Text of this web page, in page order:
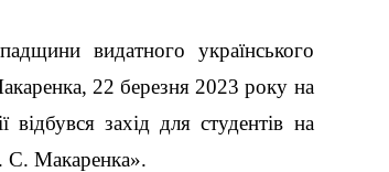
видатного українського
22 березня 2023 року на
відбувся захід для студентів на
С. Макаренка».